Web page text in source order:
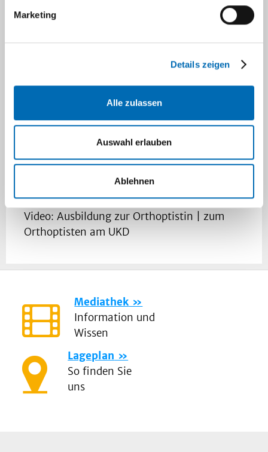
Marketing
Details zeigen
Alle zulassen
Auswahl erlauben
Ablehnen
Das Auswahlverfahren beginnt im Frühjahr
Video: Ausbildung zur Orthoptistin | zum
Orthoptisten am UKD
Mediathek
Information und
Wissen
Lageplan
So finden Sie
uns